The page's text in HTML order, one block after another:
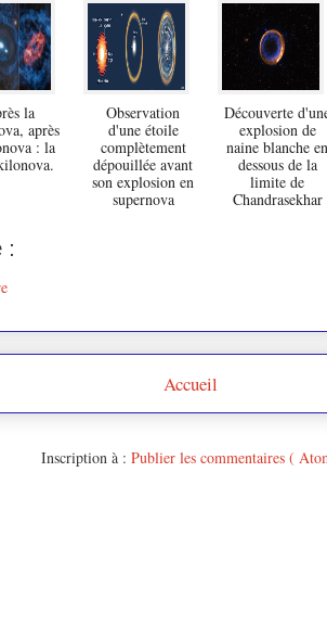
la
après
: la
Observation
d'une étoile
complètement
dépouillée avant
son explosion en
supernova
Découverte
explosion de
naine blanche en
dessous de la
limite de
Chandrasekhar
:
Accueil
Inscription à : Publier les commentaires (